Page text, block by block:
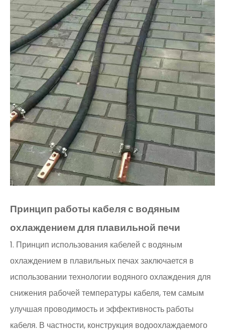
Принцип работы кабеля с водяным
охлаждением для плавильной печи
1. Принцип использования кабелей с водяным
охлаждением в плавильных печах заключается в
использовании технологии водяного охлаждения для
снижения рабочей температуры кабеля, тем самым
улучшая проводимость и эффективность работы
кабеля. В частности, конструкция водоохлаждаемого